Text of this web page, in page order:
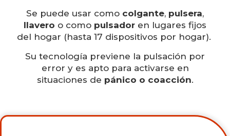
Se puede usar como colgante, pulsera,
llavero o como pulsador en lugares fijos
del hogar (hasta 17 dispositivos por hogar).
Su tecnología previene la pulsación por
error y es apto para activarse en
situaciones de pánico o coacción.